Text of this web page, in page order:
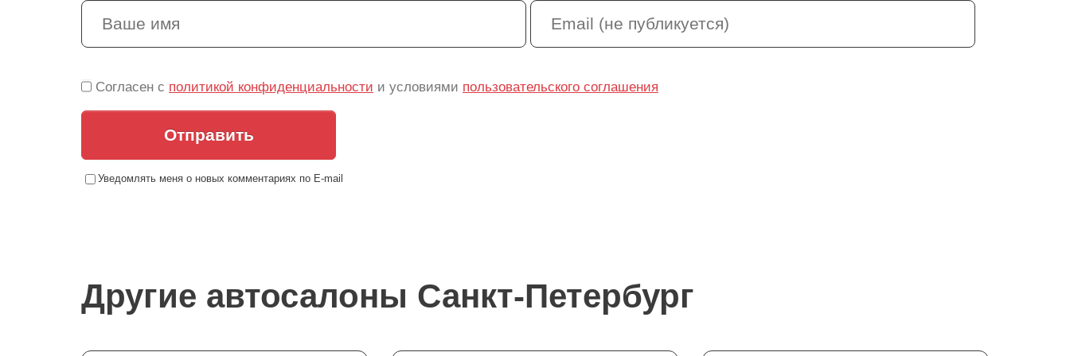
Согласен с политикой конфиденциальности и условиями пользовательского соглашения
Отправить
Уведомлять меня о новых комментариях по E-mail
Другие автосалоны Санкт-Петербург